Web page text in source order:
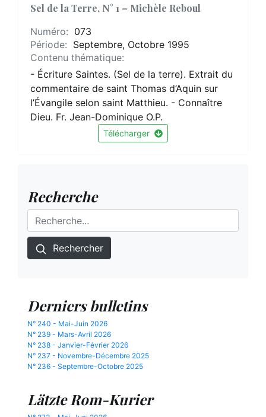
Sel de la Terre, N° 1 – Michèle Reboul
Numéro: 073
Période: Septembre, Octobre 1995
Contenu thématique:
- Écriture Saintes. (Sel de la terre). Extrait du
commentaire de saint Thomas d’Aquin sur
l’Évangile selon saint Matthieu. - Connaître
Dieu. Fr. Jean-Dominique O.P.
Télécharger
Recherche
Rechercher
Derniers bulletins
N° 240 - Mai-Juin 2026
N° 239 - Mars-Avril 2026
N° 238 - Janvier-Février 2026
N° 237 - Novembre-Décembre 2025
N° 236 - Septembre-Octobre 2025
Lätzte Rom-Kurier